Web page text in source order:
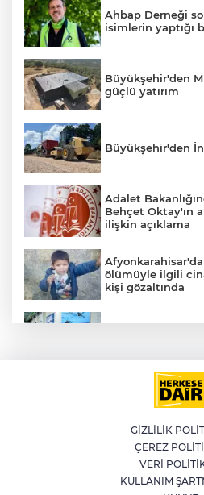
Ahbap Derneği
isimlerin yaptığı
Büyükşehir'den
güçlü yatırım
Büyükşehir'den
Adalet
Behçet Oktay'ın
ilişkin açıklama
ölümüyle ilgili
kişi gözaltında
Akaryakıtta bir
değişecek
İlklerin
GİZLİLİK
ÇEREZ
VERİ
KULLANIM